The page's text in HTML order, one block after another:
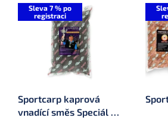
Sleva 7 % po
registraci
Sportcarp kaprová
vnadící směs Speciál R.